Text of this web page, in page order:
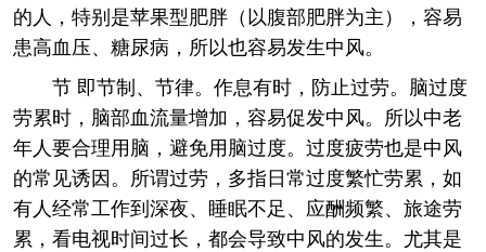
的人，特别是苹果型肥胖（以腹部肥胖为主），容易
患高血压、糖尿病，所以也容易发生中风。
节 即节制、节律。作息有时，防止过劳。脑过度
劳累时，脑部血流量增加，容易促发中风。所以中老
年人要合理用脑，避免用脑过度。过度疲劳也是中风
的常见诱因。所谓过劳，多指日常过度繁忙劳累，如
有人经常工作到深夜、睡眠不足、应酬频繁、旅途劳
累，看电视时间过长，都会导致中风的发生。尤其是